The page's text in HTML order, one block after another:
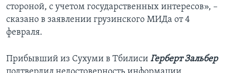
стороной, с учетом государственных интересов», –
сказано в заявлении грузинского МИДа от 4
февраля.
Прибывший из Сухуми в Тбилиси Герберт Зальбер